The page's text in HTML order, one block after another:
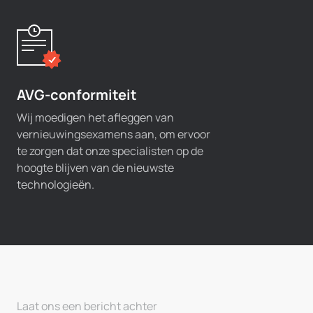
AVG-conformiteit
Wij moedigen het afleggen van
vernieuwingsexamens aan, om ervoor
te zorgen dat onze specialisten op de
hoogte blijven van de nieuwste
technologieën.
Laat ons een bericht achter